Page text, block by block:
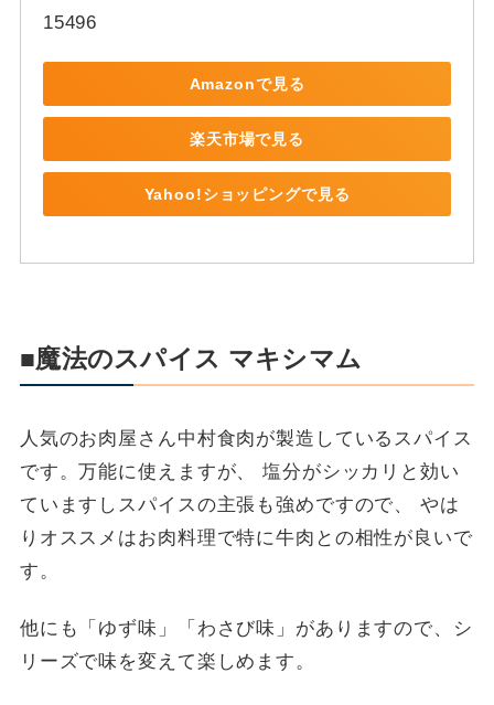
15496
Amazonで見る
楽天市場で見る
Yahoo!ショッピングで見る
■魔法のスパイス マキシマム
人気のお肉屋さん中村食肉が製造しているスパイス
です。万能に使えますが、 塩分がシッカリと効い
ていますしスパイスの主張も強めですので、 やは
りオススメはお肉料理で特に牛肉との相性が良いで
す。
他にも「ゆず味」「わさび味」がありますので、シ
リーズで味を変えて楽しめます。